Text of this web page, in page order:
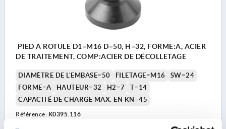
PIED À ROTULE D1=M16 D=50, H=32, FORME:A, ACIER
DE TRAITEMENT, COMP:ACIER DE DÉCOLLETAGE
DIAMÈTRE DE L'EMBASE=50 FILETAGE=M16
SW=24
FORME=A
HAUTEUR=32 H2=7
T=14
CAPACITÉ DE CHARGE MAX. EN KN=45
Référence: K0395.116